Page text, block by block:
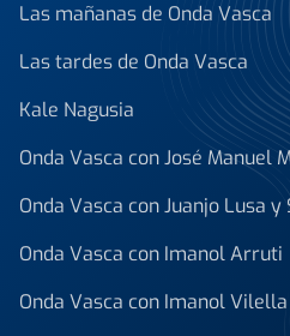
Las mañanas de Onda Vasca
Las tardes de Onda Vasca
Kale Nagusia
Onda Vasca con José Manuel
Onda Vasca con Juanjo Lusa
Onda Vasca con Imanol Arruti
Onda Vasca con Imanol Vilella